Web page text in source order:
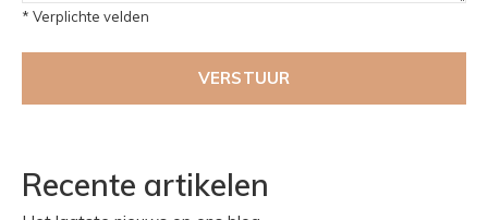
* Verplichte velden
VERSTUUR
Recente artikelen